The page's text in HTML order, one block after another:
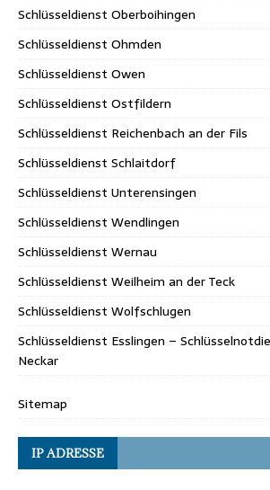
Schlüsseldienst Oberboihingen
Schlüsseldienst Ohmden
Schlüsseldienst Owen
Schlüsseldienst Ostfildern
Schlüsseldienst Reichenbach an der Fils
Schlüsseldienst Schlaitdorf
Schlüsseldienst Unterensingen
Schlüsseldienst Wendlingen
Schlüsseldienst Wernau
Schlüsseldienst Weilheim an der Teck
Schlüsseldienst Wolfschlugen
Schlüsseldienst Esslingen –
Neckar
Sitemap
IP ADRESSE